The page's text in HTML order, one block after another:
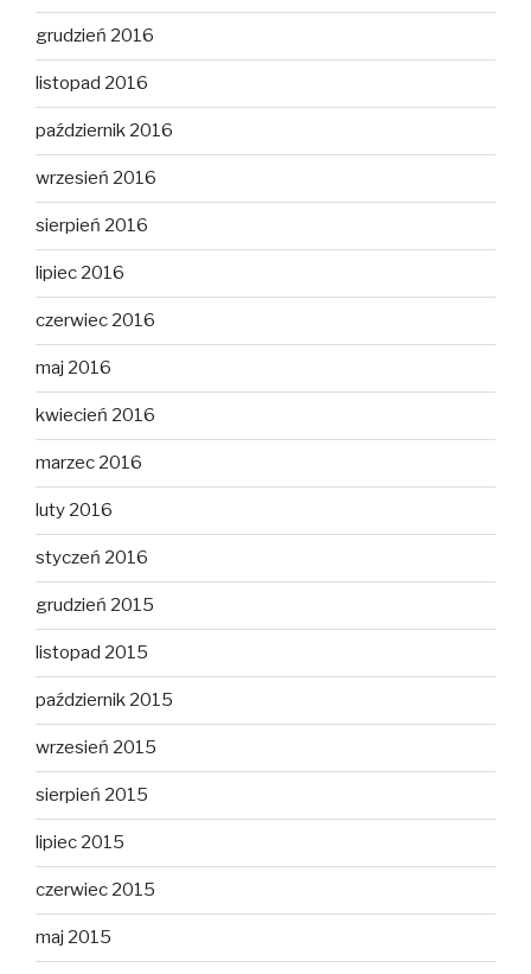
grudzień 2016
listopad 2016
październik 2016
wrzesień 2016
sierpień 2016
lipiec 2016
czerwiec 2016
maj 2016
kwiecień 2016
marzec 2016
luty 2016
styczeń 2016
grudzień 2015
listopad 2015
październik 2015
wrzesień 2015
sierpień 2015
lipiec 2015
czerwiec 2015
maj 2015